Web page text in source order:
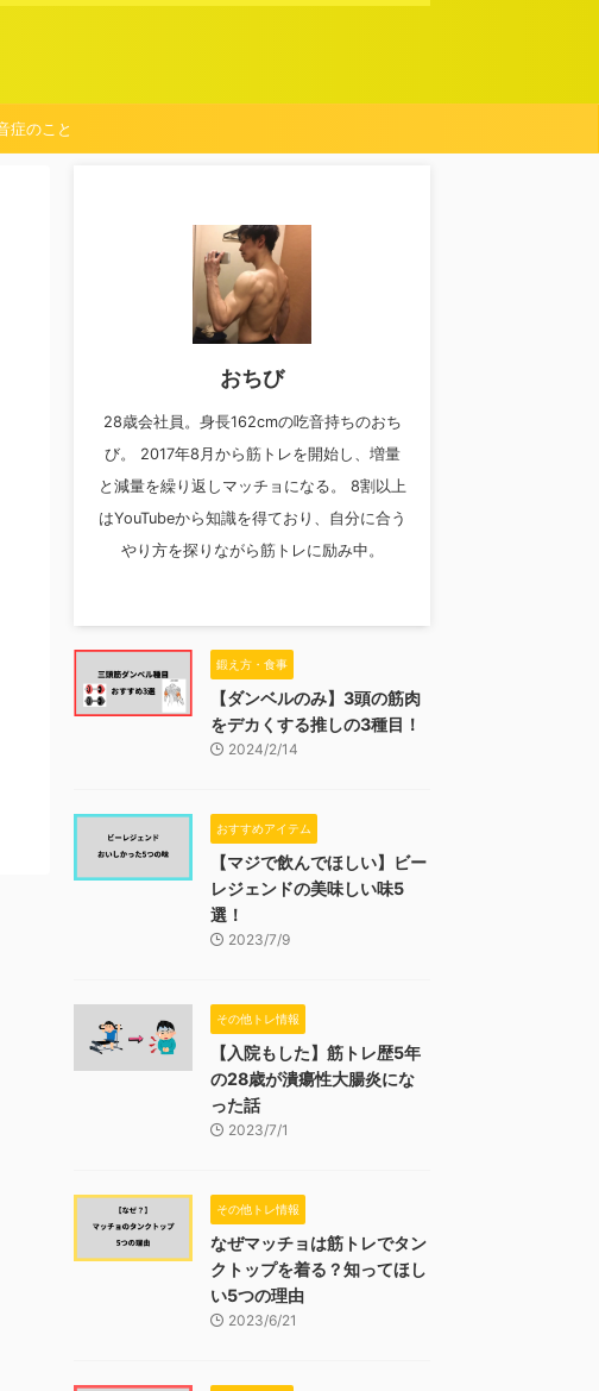
症のこと
おちび
28歳会社員。身長162cmの吃音持ちのおち
び。 2017年8月から筋トレを開始し、増量
と減量を繰り返しマッチョになる。 8割以上
はYouTubeから知識を得ており、自分に合う
やり方を探りながら筋トレに励み中。
鍛え方・食事
【ダンベルのみ】3頭の筋肉
をデカくする推しの3種目！
2024/2/14
おすすめアイテム
【マジで飲んでほしい】ビー
レジェンドの美味しい味5
選！
2023/7/9
その他トレ情報
【入院もした】筋トレ歴5年
の28歳が潰瘍性大腸炎にな
った話
2023/7/1
その他トレ情報
なぜマッチョは筋トレでタン
クトップを着る？知ってほし
い5つの理由
2023/6/21